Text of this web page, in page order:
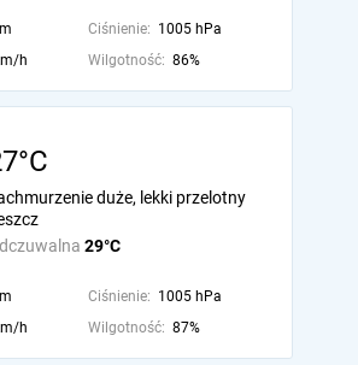
Ciśnienie: 1005 hPa
h Wilgotność: 86%
29°C
duże, lekki przelotny
Ciśnienie: 1005 hPa
h Wilgotność: 87%